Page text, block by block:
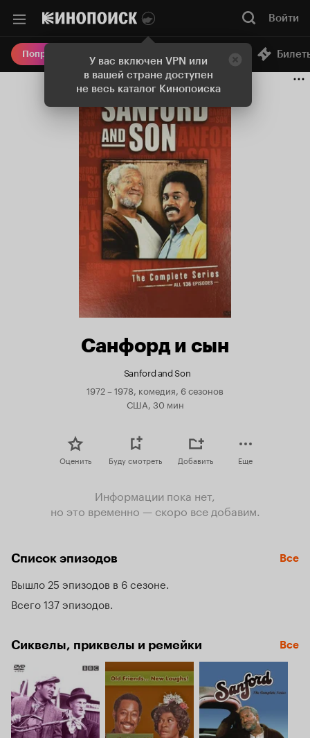
У вас включен VPN или
в вашей стране доступен
не весь каталог Кинопоиска
Войти
Попробовать Плюс Онлайн-кинотеатр
Санфорд и сын
Sanford and Son
1972 – 1978, комедия, 6 сезонов
США, 30 мин
Оценить Буду смотреть Добавить Еще
Информации пока нет,
но это временно — скоро все добавим.
Список эпизодов Все
Вышло 25 эпизодов в 6 сезоне
Всего 137 эпизодов
Сиквелы, приквелы и ремейки Все